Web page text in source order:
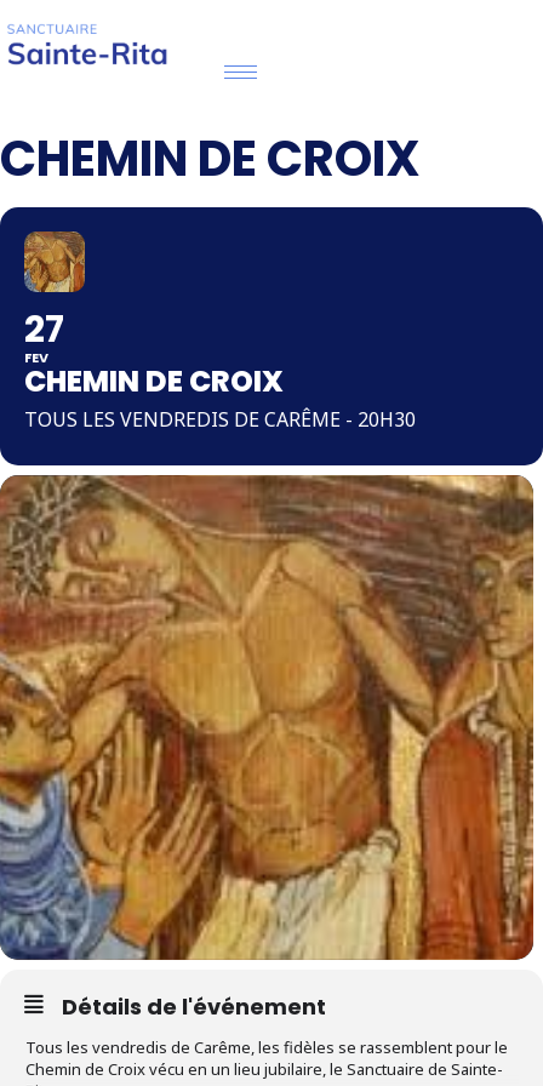
CHEMIN DE CROIX
27
FEV
CHEMIN DE CROIX
TOUS LES VENDREDIS DE CARÊME - 20H30
Détails de l'événement
Tous les vendredis de Carême, les fidèles se rassemblent pour le
Chemin de Croix vécu en un lieu jubilaire, le Sanctuaire de Sainte-